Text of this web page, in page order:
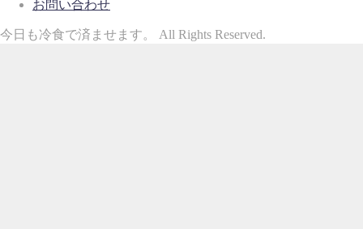
お問い合わせ
今日も冷食で済ませます。 All Rights Reserved.